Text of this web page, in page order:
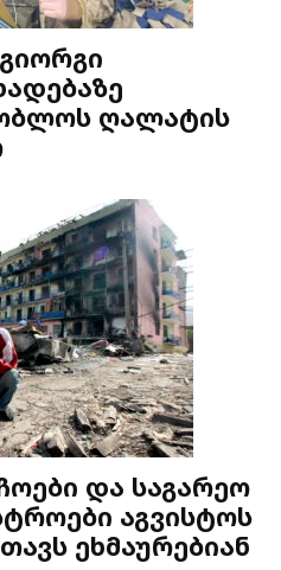
ღალატის
და საგარეო
აგვისტოს
ეხმაურებიან